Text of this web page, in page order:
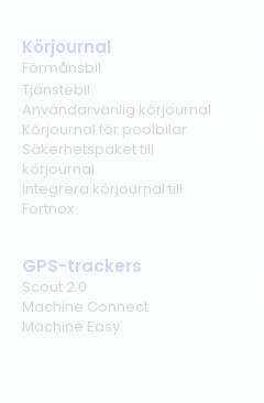
Körjournal
Förmånsbil
Tjänstebil
Användarvänlig körjournal
Körjournal för poolbilar
Säkerhetspaket till
körjournal
Integrera körjournal till
Fortnox
GPS-trackers
Scout 2.0
Machine Connect
Machine Easy